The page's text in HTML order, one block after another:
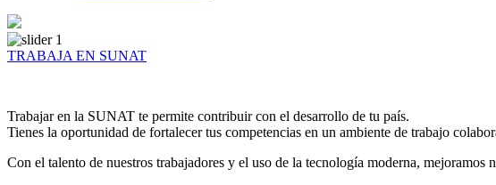
TRABAJA EN SUNAT
Trabajar en la SUNAT te permite contribuir con el desarrollo de tu país.
Tienes la oportunidad de fortalecer tus competencias en un ambiente de trabajo
Con el talento de nuestros trabajadores y el uso de la tecnología moderna, mejoramos